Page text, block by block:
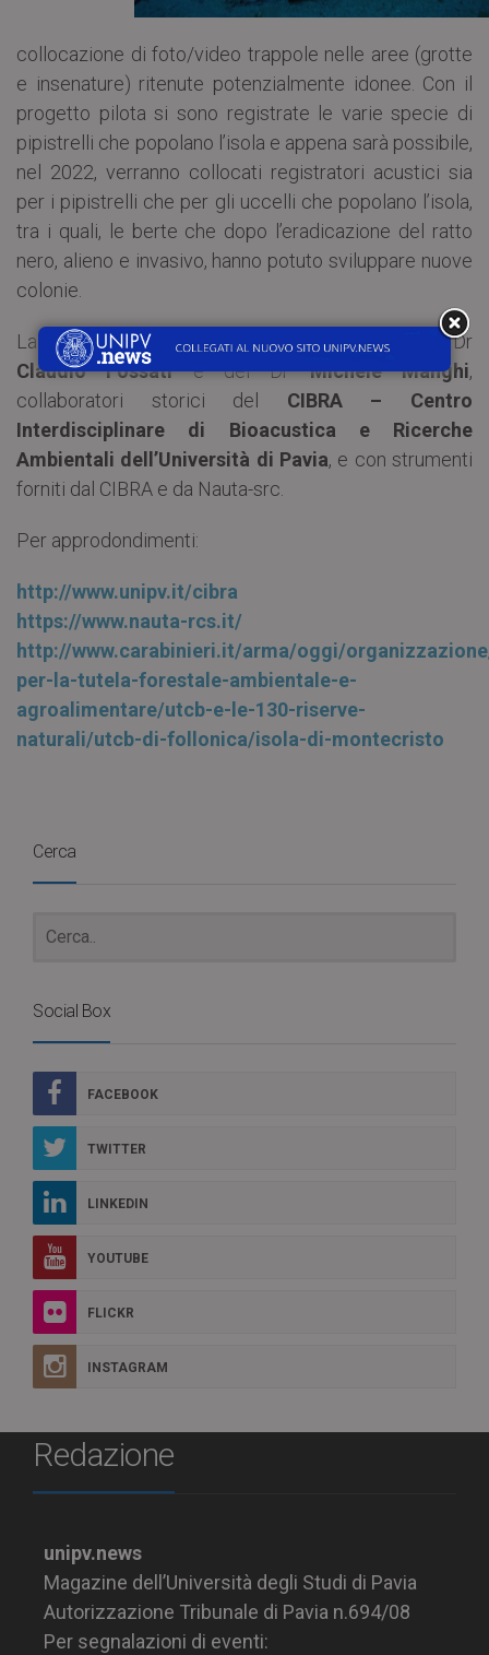
collocazione di foto/video trappole nelle aree (grotte
e insenature) ritenute potenzialmente idonee. Con il
progetto pilota si sono registrate le varie specie di
pipistrelli che popolano l’isola e appena sarà possibile,
nel 2022, verranno collocati registratori acustici sia
per i pipistrelli che per gli uccelli che popolano l’isola,
tra i quali, le berte che dopo l’eradicazione del ratto
nero, alieno e invasivo, hanno potuto sviluppare nuove
colonie.
La ricerca è condotta con la collaborazione del Dr
Claudio Fossatie del DrMichele Manghi,
collaboratori storici del CIBRA – Centro
Interdisciplinare di Bioacustica e Ricerche
Ambientali dell’Università di Pavia, e con strumenti
forniti dal CIBRA e da Nauta-src.
Per approdondimenti:
http://www.unipv.it/cibra
https://www.nauta-rcs.it/
http://www.carabinieri.it/arma/oggi/
per-la-tutela-forestale-ambientale-e-
agroalimentare/utcb-e-le-130-riserve-
naturali/utcb-di-follonica/isola-di-montecristo
Cerca
Social Box
FACEBOOK
TWITTER
LINKEDIN
YOUTUBE
FLICKR
INSTAGRAM
Redazione
unipv.news
Magazine dell’Università degli Studi di Pavia
Autorizzazione Tribunale di Pavia n.694/08
Per segnalazioni di eventi: